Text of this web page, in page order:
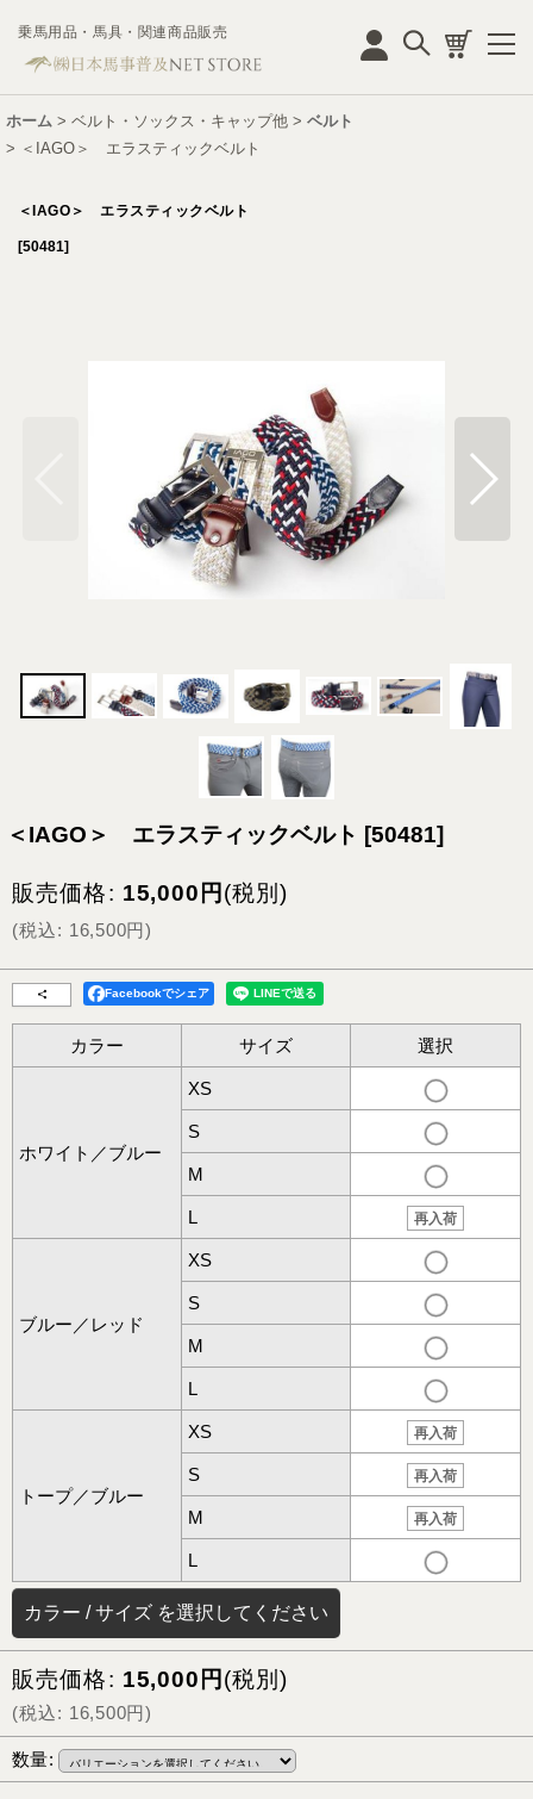
乗馬用品・馬具・関連商品販売
ホーム > ベルト・ソックス・キャップ他 > ベルト
> ＜IAGO＞ エラスティックベルト
＜IAGO＞ エラスティックベルト
[50481]
＜IAGO＞ エラスティックベルト [50481]
販売価格: 15,000 円 (税別)
(税込: 16,500円)
Facebookでシェア
カラー サイズ 選択
ホワイト／ブルー
XS
S
M
L 再入荷
ブルー／レッド
XS
S
M
L
トープ／ブルー
XS 再入荷
S 再入荷
M 再入荷
L
カラー / サイズ を選択してください
販売価格: 15,000 円 (税別)
(税込: 16,500円)
数量: